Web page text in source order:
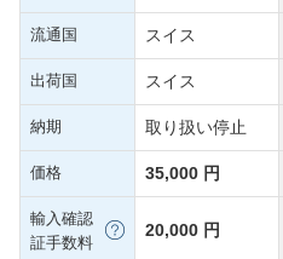
流通国 スイス
出荷国 スイス
納期 取り扱い停止
価格 35,000 円
輸入確認
証手数料
20,000 円